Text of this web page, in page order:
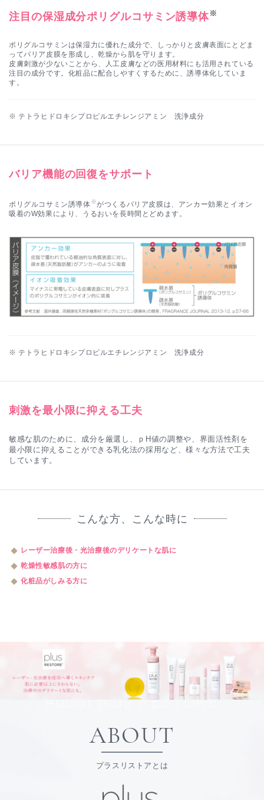
注目の保湿成分ポリグルコサミン誘導体※
ポリグルコサミンは保湿力に優れた成分で、しっかりと皮膚表面にとどま
ってバリア皮膜を形成し、乾燥から肌を守ります。
皮膚刺激が少ないことから、人工皮膚などの医用材料にも活用されている
注目の成分です。化粧品に配合しやすくするために、誘導体化していま
す。
※ テトラヒドロキシプロピルエチレンジアミン 洗浄成分
バリア機能の回復をサポート
ポリグルコサミン誘導体※がつくるバリア皮膜は、アンカー効果とイオン
吸着のW効果により、うるおいを長時間とどめます。
※ テトラヒドロキシプロピルエチレンジアミン 洗浄成分
刺激を最小限に抑える工夫
敏感な肌のために、成分を厳選し、ｐH値の調整や、界面活性剤を
最小限に抑えることができる乳化法の採用など、様々な方法で工夫
しています。
こんな方、こんな時に
レーザー治療後・光治療後のデリケートな肌に
乾燥性敏感肌の方に
化粧品がしみる方に
About plus RESTORE
ABOUT
プラスリストアとは